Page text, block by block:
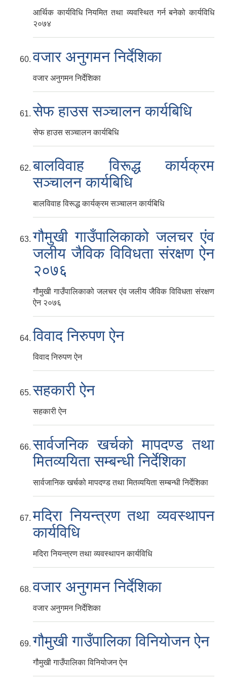
आर्थिक कार्यविधि नियमित तथा व्यवस्थित गर्न बनेको कार्यविधि
२०७४
वजार अनुगमन निर्देशिका
वजार अनुगमन निर्देशिका
सेफ हाउस सञ्चालन कार्यबिधि
सेफ हाउस सञ्चालन कार्यबिधि
बालविवाह विरूद्ध कार्यक्रम
सञ्चालन कार्यबिधि
बालविवाह विरूद्ध कार्यक्रम सञ्चालन कार्यबिधि
गौमुखी गाउँपालिकाको जलचर एंव
जलीय जैविक विविधता संरक्षण ऐन
२०७६
गौमुखी गाउँपालिकाको जलचर एंव जलीय जैविक विविधता संरक्षण
ऐन २०७६
विवाद निरुपण ऐन
विवाद निरुपण ऐन
सहकारी ऐन
सहकारी ऐन
सार्वजनिक खर्चको मापदण्ड तथा
मितव्ययिता सम्बन्धी निर्देशिका
सार्वजानिक खर्चको मापदण्ड तथा मितव्ययिता सम्बन्धी निर्देशिका
मदिरा नियन्त्रण तथा व्यवस्थापन
कार्यविधि
मदिरा नियन्त्रण तथा व्यवस्थापन कार्यविधि
वजार अनुगमन निर्देशिका
वजार अनुगमन निर्देशिका
गौमुखी गाउँपालिका विनियोजन ऐन
गौमुखी गाउँपालिका विनियोजन ऐन